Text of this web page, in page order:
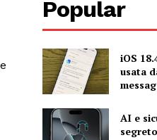
Popular
iOS
usata
AI e